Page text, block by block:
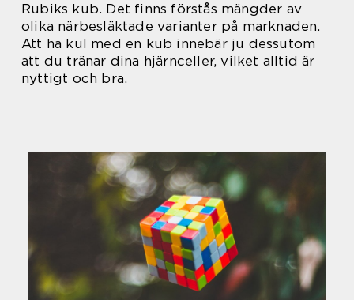
Rubiks kub. Det finns förstås mängder av
olika närbesläktade varianter på marknaden.
Att ha kul med en kub innebär ju dessutom
att du tränar dina hjärnceller, vilket alltid är
nyttigt och bra.